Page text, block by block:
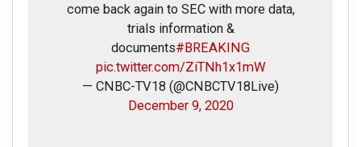
come back again to SEC with more data,
trials information &
documents#BREAKING
pic.twitter.com/ZiTNh1x1mW
— CNBC-TV18 (@CNBCTV18Live)
December 9, 2020